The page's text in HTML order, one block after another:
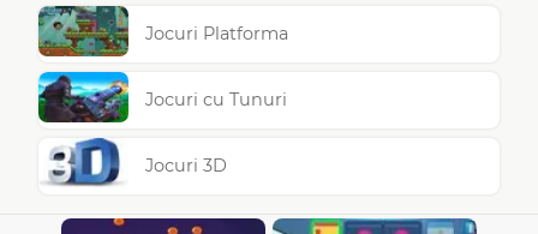
Jocuri Platforma
Jocuri cu Tunuri
Jocuri 3D